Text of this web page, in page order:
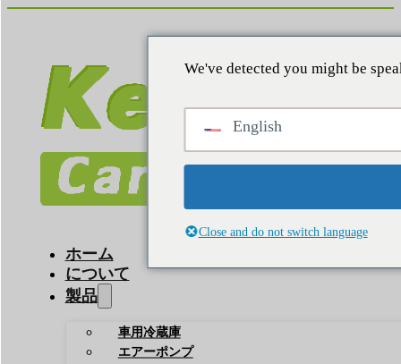
ホーム
について
製品
車用冷蔵庫
エアーポンプ
We've detected you might be
English
Close and do not switch language